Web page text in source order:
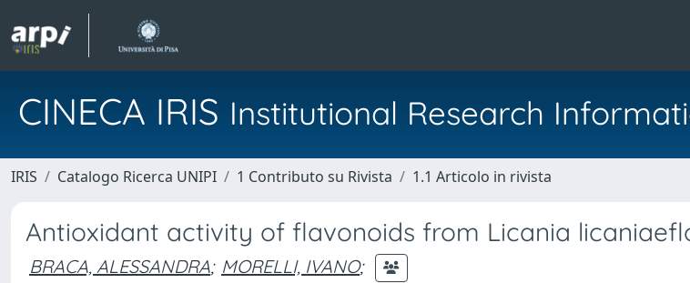
CINECA IRIS Institutional Research
IRIS Catalogo Ricerca UNIPI 1 Contributo su Rivista 1.1 Articolo in rivista
Antioxidant activity of flavonoids from Licania
BRACA, ALESSANDRA; MORELLI, IVANO;